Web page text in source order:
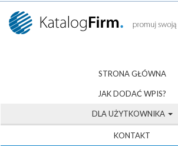
STRONA GŁÓWNA
JAK DODAĆ WPIS?
DLA UŻYTKOWNIKA
KONTAKT